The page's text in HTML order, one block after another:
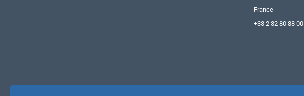
France
+33 2 32 80 88 00